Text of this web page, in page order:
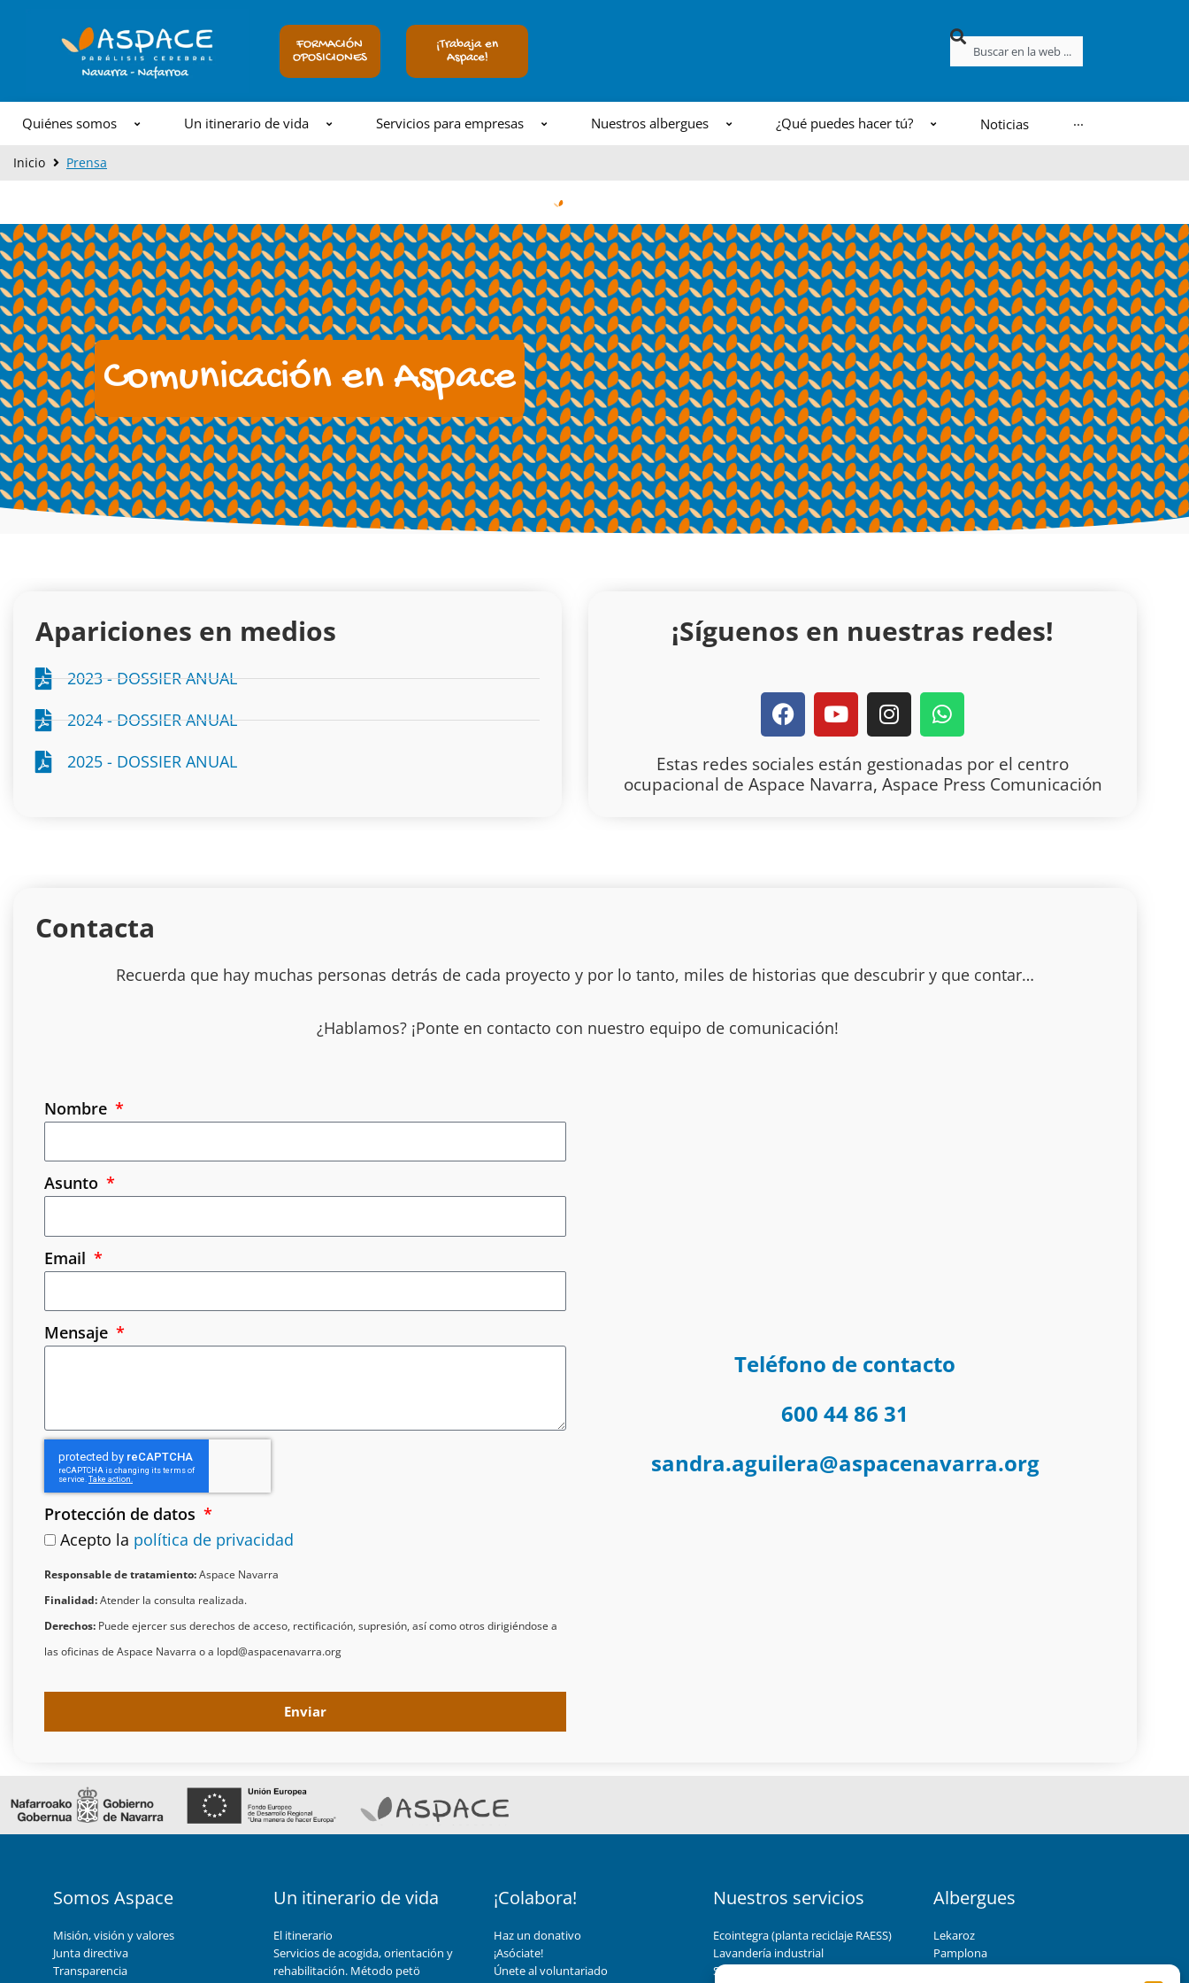
FORMACIÓN
OPOSICIONES
¡Trabaja en
Aspace!
Buscar
Quiénes somos Un itinerario de vida Servicios para empresas Nuestros albergues ¿Qué puedes hacer tú? Noticias ···
Inicio Prensa
Comunicación en Aspace
Apariciones en medios
2023 - DOSSIER ANUAL
2024 - DOSSIER ANUAL
2025 - DOSSIER ANUAL
¡Síguenos en nuestras redes!
F
a
c
e
b
Y
o
u
t
u
I
n
s
t
a
W
h
a
t
s
Estas redes sociales están gestionadas por el centro
ocupacional de Aspace Navarra, Aspace Press Comunicación
Contacta
Recuerda que hay muchas personas detrás de cada proyecto y por lo tanto, miles de historias que descubrir y que contar…
¿Hablamos? ¡Ponte en contacto con nuestro equipo de comunicación!
Nombre
Asunto
Email
Mensaje
Protección de datos
Acepto la política de privacidad
Responsable de tratamiento:Aspace Navarra
Finalidad:Atender la consulta realizada.
Derechos: Puede ejercer sus derechos de acceso, rectificación, supresión, así como otros dirigiéndose a
las oficinas de Aspace Navarra o a lopd@aspacenavarra.org
Enviar
Teléfono de contacto
600 44 86 31
sandra.aguilera@aspacenavarra.org
Somos Aspace
Misión, visión y valores
Junta directiva
Transparencia
Un itinerario de vida
El itinerario
Servicios de acogida, orientación y
rehabilitación. Método petö
¡Colabora!
Haz un donativo
¡Asóciate!
Únete al voluntariado
Nuestros servicios
Ecointegra (planta reciclaje RAESS)
Lavandería industrial
Servicios de ayudas técnicas
Albergues
Lekaroz
Pamplona